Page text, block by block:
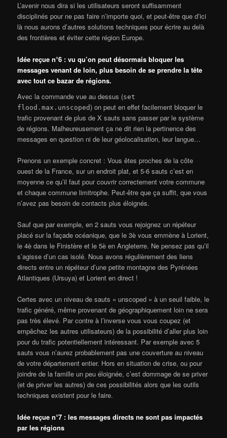
L’avenir nous dira si les utilisateurs seront suffisamment
disciplinés pour ne pas faire n’importe quoi, et peut-être que d’ici
là nous aurons d’autres solutions techniques pour écrire au delà
des frontières et éviter cette région Europe.
Idée reçue n°6 : vu qu’on peut désormais bloquer les
messages venant de loin, plus besoin de se prendre la tête
avec tout ce bazar de régions.
Avec la commande vue au dessus (set
flood.max.unscoped) on peut en effet facilement bloquer le
trafic provenant de plus de X sauts sans passer par le système
de régions. Malheureusement ça ne dit rien la pertinence des
messages en question ni de leur géolocalisation, leur langue…
Prenons un exemple concret : Vous êtes proches de la côte
ouest de la France, sur un endroit plat, et 5-6 sauts c’est en
moyenne ce qu’il faut pour couvrir correctement votre commune
et chaque commune limitrophe. Peut-être que ça suffit, que vous
n’avez pas besoin de contacts plus éloignés.
Sauf que par exemple, en 2 sauts vous rejoignez un répéteur
placé sur la façade océanique, que le 3è vous emmène à Lorient,
le 4è dans le Finistère et le 5è en Angleterre. Ne pensez pas qu’il
s’agisse d’un cas isolé. Nous avons régulièrement des liens
directs entre un répéteur d’une petite montagne des Pyrénées
Atlantiques (Ursuya) et Lorient en direct !
Certes avec un niveau de sauts « unscoped » à un seuil faible, le
trafic généré, même provenant de géographiquement loin ne sera
pas très élevé. Par contre à l’inverse vous vous coupez (et
empêchez les autres utilisateurs) de la possibilité d’aller plus loin
pour du trafic potentiellement intéressant. Par exemple avec 5
sauts vous n’aurez probablement pas une couverture au niveau
de votre département entier. Hors en situation de crise, ou pour
joindre de la famille un peu éloignée, c’est dommage de se priver
(et de priver les autres) de ces possibilités alors que les outils
techniques existent pour le faire.
Idée reçue n°7 : les messages directs ne sont pas impactés
par les régions